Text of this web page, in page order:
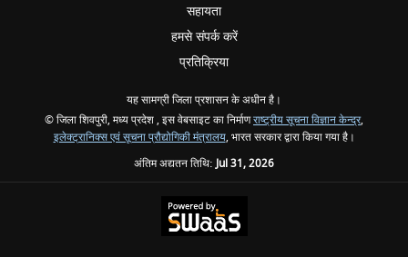
सहायता
हमसे संपर्क करें
प्रतिक्रिया
यह सामग्री जिला प्रशासन के अधीन है।
© जिला शिवपुरी, मध्य प्रदेश , इस वेबसाइट का निर्माणराष्ट्रीय सूचना विज्ञान केन्द्र,
इलेक्ट्रानिक्स एवं सूचना प्रौद्योगिकी मंत्रालय, भारत सरकार द्वारा किया गया है।
अंतिम अद्यतन तिथि:Jul 31, 2026